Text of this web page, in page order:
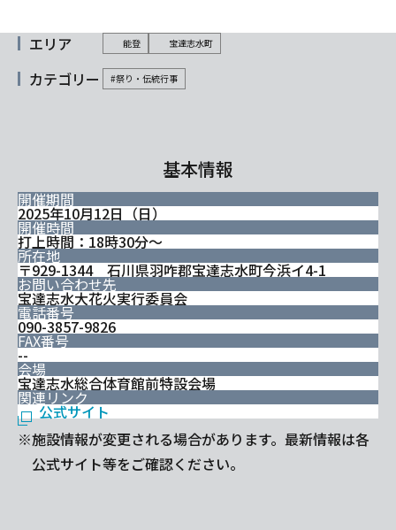
エリア 能登 宝達志水町
カテゴリー #祭り・伝統行事
基本情報
開催期間
2025年10月12日（日）
開催時間
打上時間：18時30分～
所在地
〒929-1344 石川県羽咋郡宝達志水町今浜イ4-1
お問い合わせ先
宝達志水大花火実行委員会
電話番号
090-3857-9826
FAX番号
--
会場
宝達志水総合体育館前特設会場
関連リンク
公式サイト
※施設情報が変更される場合があります。最新情報は各
公式サイト等をご確認ください。